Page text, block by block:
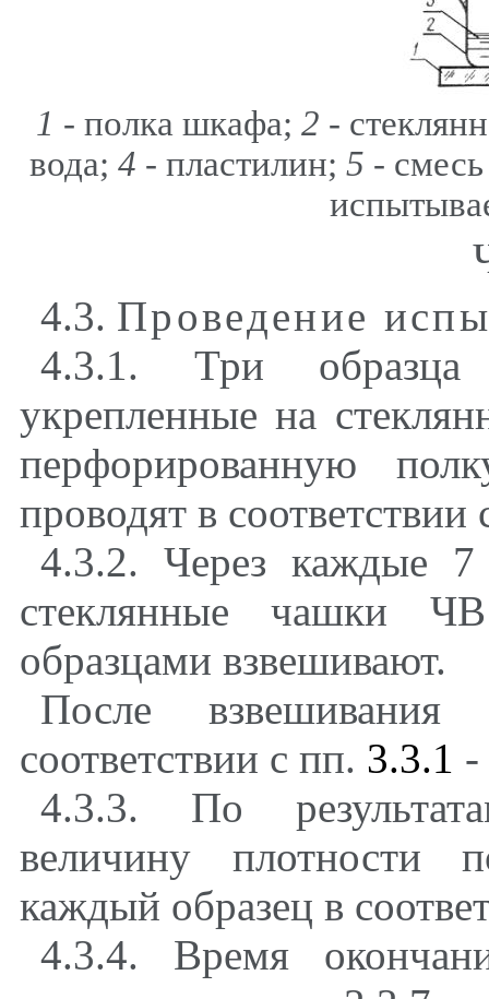
1 - полка шкафа; 2 -
вода; 4 - пластилин; 5 -
4.3. Проведение
4.3.1. Три образца
укрепленные на
перфорированную
проводят в
4.3.2. Через каждые 7
стеклянные чашки
образцами взвешивают.
После
соответствии с пп. 3.3.1 -
4.3.3. По
величину плотности
каждый образец в
4.3.4. Время